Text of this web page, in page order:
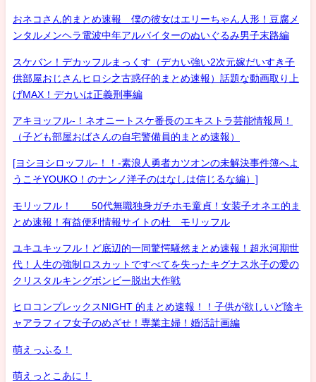
おネコさん的まとめ速報 僕の彼女はエリーちゃん人形！豆腐メ
ンタルメンヘラ電波中年アルバイターのぬいぐるみ男子末路編
スケバン！デカッフルまっくす（デカい強い2次元嫁だいすき子
供部屋おじさんヒロシ之古惑仔的まとめ速報）話題な動画取り上
げMAX！デカいは正義刑事編
アキヨッフル-！ネオニートスケ番長のエキストラ芸能情報局！
（子ども部屋おばさんの自宅警備員的まとめ速報）
[ヨシヨシロッフル-！！-素浪人勇者カツオンの未解決事件簿へよ
うこそYOUKO！のナンノ洋子のはなしは信じるな編）]
モリッフル！ 50代無職独身ガチホモ童貞！女装子オネエ的ま
とめ速報！有益便利情報サイトの杜 モリッフル
ユキユキッフル！ど底辺的一同驚愕騒然まとめ速報！超氷河期世
代！人生の強制ロスカットですべてを失ったキグナス氷子の愛の
クリスタルキングボンビー脱出大作戦
ヒロコンプレックスNIGHT 的まとめ速報！！子供が欲しいど陰キ
ャアラフィフ女子のめざせ！専業主婦！婚活計画編
萌えっふる！
萌えっとこあに！